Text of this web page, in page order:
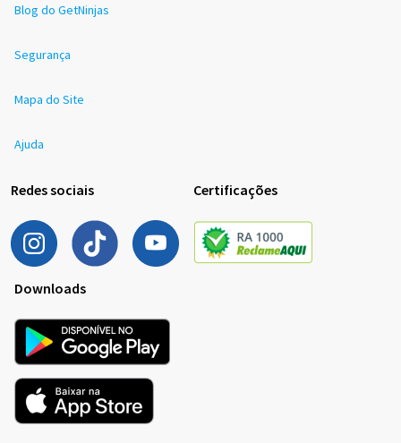
Blog do GetNinjas
Segurança
Mapa do Site
Ajuda
Redes sociais Certificações
Downloads